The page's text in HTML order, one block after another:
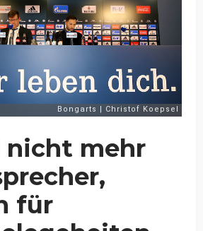
nicht mehr
für